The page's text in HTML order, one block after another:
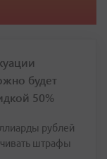
будет
50%
рублей
штрафы